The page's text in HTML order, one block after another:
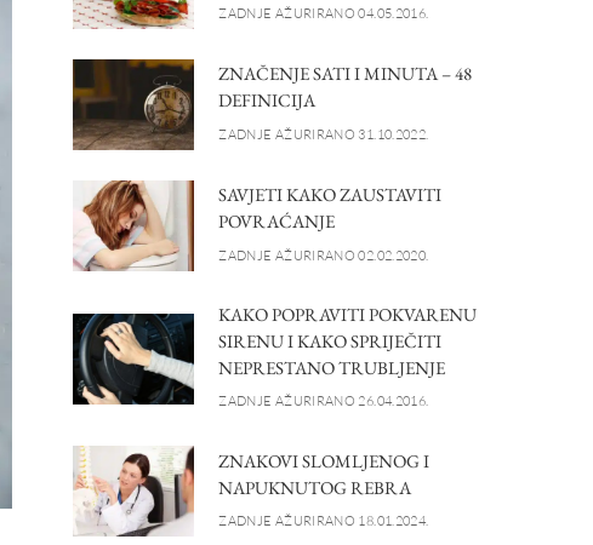
ZADNJE AŽURIRANO 04.05.2016.
ZNAČENJE SATI I MINUTA – 48
DEFINICIJA
ZADNJE AŽURIRANO 31.10.2022.
SAVJETI KAKO ZAUSTAVITI
POVRAĆANJE
ZADNJE AŽURIRANO 02.02.2020.
KAKO POPRAVITI POKVARENU
SIRENU I KAKO SPRIJEČITI
NEPRESTANO TRUBLJENJE
ZADNJE AŽURIRANO 26.04.2016.
ZNAKOVI SLOMLJENOG I
NAPUKNUTOG REBRA
ZADNJE AŽURIRANO 18.01.2024.